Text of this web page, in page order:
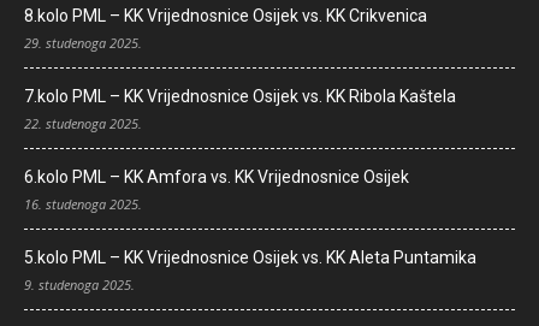
8.kolo PML – KK Vrijednosnice Osijek vs. KK Crikvenica
29. studenoga 2025.
7.kolo PML – KK Vrijednosnice Osijek vs. KK Ribola Kaštela
22. studenoga 2025.
6.kolo PML – KK Amfora vs. KK Vrijednosnice Osijek
16. studenoga 2025.
5.kolo PML – KK Vrijednosnice Osijek vs. KK Aleta Puntamika
9. studenoga 2025.